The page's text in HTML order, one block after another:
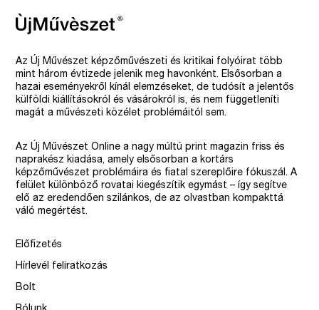
Az Új Művészet képzőművészeti és kritikai folyóirat több
mint három évtizede jelenik meg havonként. Elsősorban a
hazai eseményekről kínál elemzéseket, de tudósít a jelentős
külföldi kiállításokról és vásárokról is, és nem függetleníti
magát a művészeti közélet problémáitól sem.
Az Új Művészet Online a nagy múltú print magazin friss és
naprakész kiadása, amely elsősorban a kortárs
képzőművészet problémáira és fiatal szereplőire fókuszál. A
felület különböző rovatai kiegészítik egymást – így segítve
elő az eredendően szilánkos, de az olvastban kompakttá
váló megértést.
Előfizetés
Hírlevél feliratkozás
Bolt